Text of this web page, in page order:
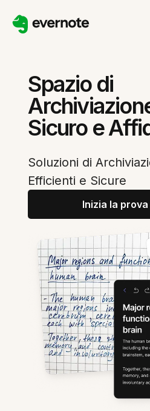
Spazio di
Sicuro e
Soluzioni di
Efficienti e Sicure
Inizia la